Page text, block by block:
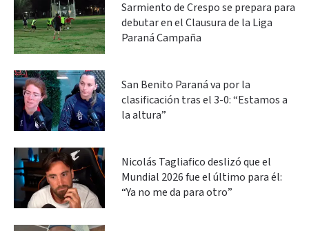
Sarmiento de Crespo se prepara para
debutar en el Clausura de la Liga
Paraná Campaña
San Benito Paraná va por la
clasificación tras el 3-0: “Estamos a
la altura”
Nicolás Tagliafico deslizó que el
Mundial 2026 fue el último para él:
“Ya no me da para otro”